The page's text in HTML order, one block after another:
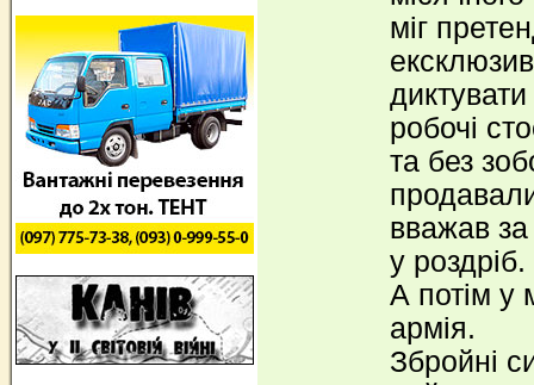
міг
робочі
та без
вважав
у роздріб.
А потім у
армія.
Збройні